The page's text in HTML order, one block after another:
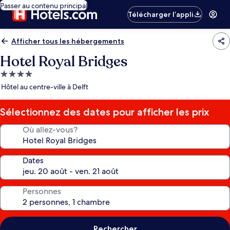
Passer au contenu principal
Télécharger l’appli
Afficher tous les hébergements
Hotel Royal Bridges
Hébergement
4.0 étoiles
Hôtel au centre-ville à Delft
Sélectionnez des dates pour afficher les prix
Où allez-vous?
Dates
Personnes